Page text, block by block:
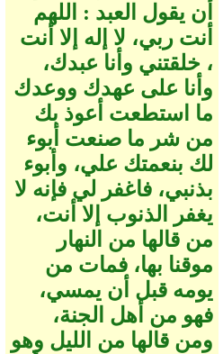
أن يقول العبد ‏:‏ اللهم
أنت ربي، لا إله إلا أنت
، خلقتني وأنا عبدك،
وأنا على عهدك ووعدك
ما استطعت أعوذ بك
من شر ما صنعت أبوء
لك بنعمتك علي، وأبوء
بذنبي، فاغفر لي فإنه لا
يغفر الذنوب إلا أنت،
من قالها من النهار
موقنا بها، فمات من
يومه قبل أن يمسي،
فهو من أهل الجنة،
ومن قالها من الليل وهو